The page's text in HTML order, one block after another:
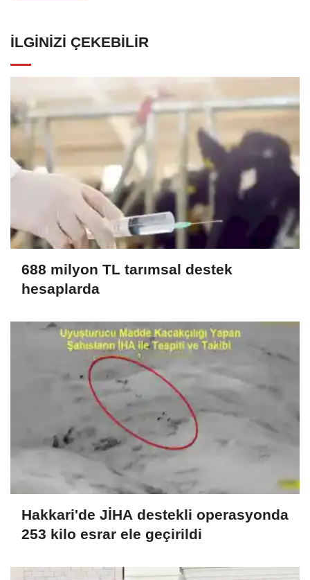
İLGINIZI ÇEKEBILIR
688 milyon TL tarımsal destek
hesaplarda
Hakkari'de JİHA destekli operasyonda
253 kilo esrar ele geçirildi